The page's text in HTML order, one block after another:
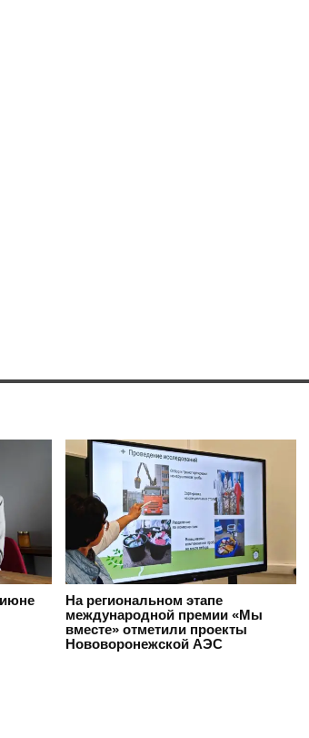
На региональном этапе
международной премии «Мы
вместе» отметили проекты
Нововоронежской АЭС